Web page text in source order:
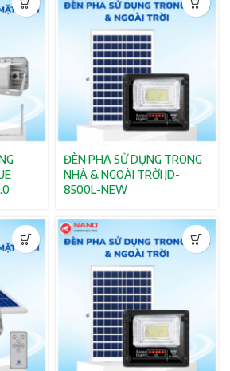
ĐÈN PHA SỬ DỤNG TRONG
NHÀ & NGOÀI TRỜI JD-
8500L-NEW